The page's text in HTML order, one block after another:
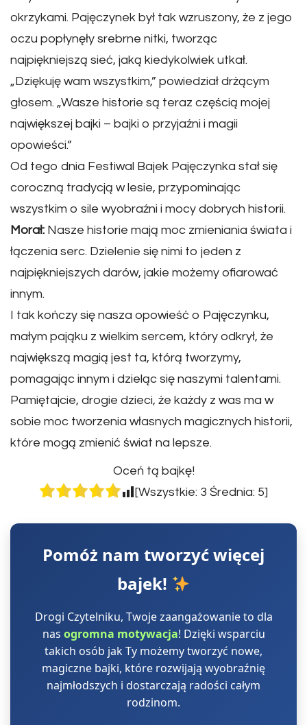
okrzykami. Pajęczynek był tak wzruszony, że z jego
oczu popłynęły srebrne nitki, tworząc
najpiękniejszą sieć, jaką kiedykolwiek utkał.
„Dziękuję wam wszystkim,” powiedział drżącym
głosem. „Wasze historie są teraz częścią mojej
największej bajki – bajki o przyjaźni i magii
opowieści.”
Od tego dnia Festiwal Bajek Pajęczynka stał się
coroczną tradycją w lesie, przypominając
wszystkim o sile wyobraźni i mocy dobrych historii.
Morał: Nasze historie mają moc zmieniania świata i
łączenia serc. Dzielenie się nimi to jeden z
najpiękniejszych darów, jakie możemy ofiarować
innym.
I tak kończy się nasza opowieść o Pajęczynku,
małym pająku z wielkim sercem, który odkrył, że
największą magią jest ta, którą tworzymy,
pomagając innym i dzieląc się naszymi talentami.
Pamiętajcie, drogie dzieci, że każdy z was ma w
sobie moc tworzenia własnych magicznych historii,
które mogą zmienić świat na lepsze.
Oceń tą bajkę!
[Wszystkie: 3 Średnia: 5]
Pomóż nam tworzyć więcej
bajek!
Drogi Czytelniku, Twoje zaangażowanie to dla
nas ogromna motywacja! Dzięki wsparciu
takich osób jak Ty możemy tworzyć nowe,
magiczne bajki, które rozwijają wyobraźnię
najmłodszych i dostarczają radości całym
rodzinom.